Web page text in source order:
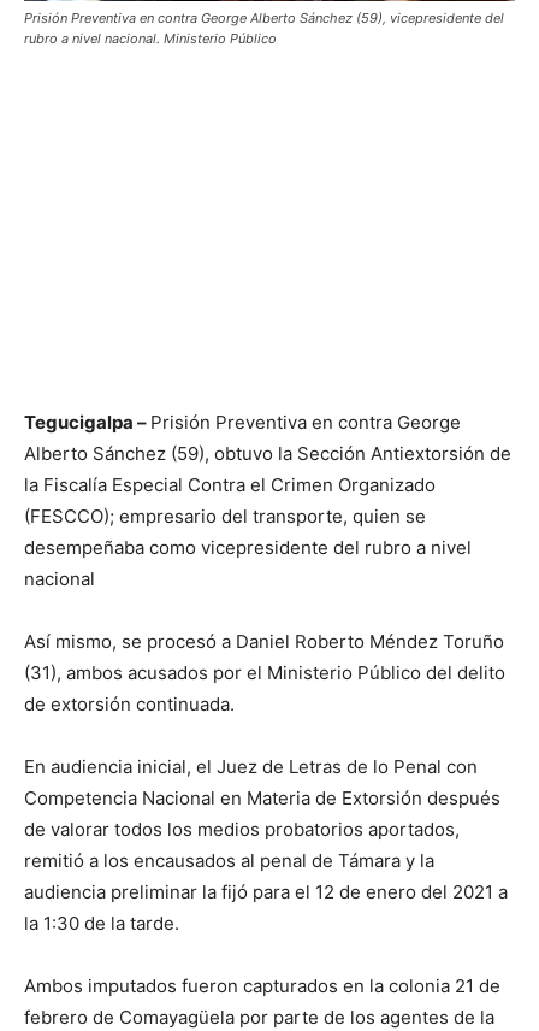
Prisión Preventiva en contra George Alberto Sánchez (59), vicepresidente del
rubro a nivel nacional. Ministerio Público
Tegucigalpa – Prisión Preventiva en contra George
Alberto Sánchez (59), obtuvo la Sección Antiextorsión de
la Fiscalía Especial Contra el Crimen Organizado
(FESCCO); empresario del transporte, quien se
desempeñaba como vicepresidente del rubro a nivel
nacional
Así mismo, se procesó a Daniel Roberto Méndez Toruño
(31), ambos acusados por el Ministerio Público del delito
de extorsión continuada.
En audiencia inicial, el Juez de Letras de lo Penal con
Competencia Nacional en Materia de Extorsión después
de valorar todos los medios probatorios aportados,
remitió a los encausados al penal de Támara y la
audiencia preliminar la fijó para el 12 de enero del 2021 a
la 1:30 de la tarde.
Ambos imputados fueron capturados en la colonia 21 de
febrero de Comayagüela por parte de los agentes de la